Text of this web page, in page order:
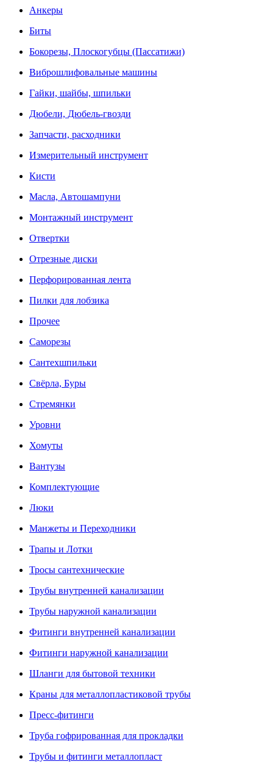
Анкеры
Биты
Бокорезы, Плоскогубцы (Пассатижи)
Виброшлифовальные машины
Гайки, шайбы, шпильки
Дюбели, Дюбель-гвозди
Запчасти, расходники
Измерительный инструмент
Кисти
Масла, Автошампуни
Монтажный инструмент
Отвертки
Отрезные диски
Перфорированная лента
Пилки для лобзика
Прочее
Саморезы
Сантехшпильки
Свёрла, Буры
Стремянки
Уровни
Хомуты
Вантузы
Комплектующие
Люки
Манжеты и Переходники
Трапы и Лотки
Тросы сантехнические
Трубы внутренней канализации
Трубы наружной канализации
Фитинги внутренней канализации
Фитинги наружной канализации
Шланги для бытовой техники
Краны для металлопластиковой трубы
Пресс-фитинги
Труба гофрированная для прокладки
Трубы и фитинги металлопласт